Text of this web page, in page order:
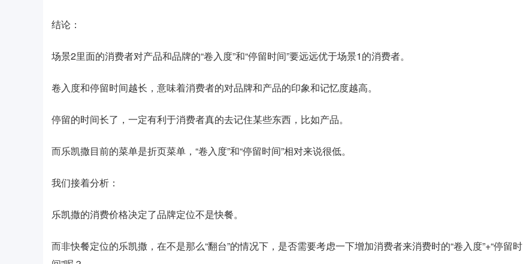
结论：
场景2里面的消费者对产品和品牌的“卷入度”和“停留时间”要远远优于场景1的消费者。
卷入度和停留时间越长，意味着消费者的对品牌和产品的印象和记忆度越高。
停留的时间长了，一定有利于消费者真的去记住某些东西，比如产品。
而乐凯撒目前的菜单是折页菜单，“卷入度”和“停留时间”相对来说很低。
我们接着分析：
乐凯撒的消费价格决定了品牌定位不是快餐。
而非快餐定位的乐凯撒，在不是那么“翻台”的情况下，是否需要考虑一下增加消费者来消费时的“卷入度”+“停留时